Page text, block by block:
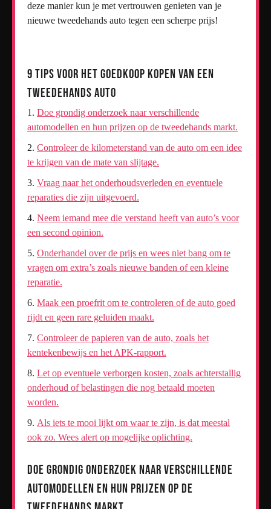
deze manier kun je met vertrouwen genieten van je
nieuwe tweedehands auto tegen een scherpe prijs!
9 Tips voor het Goedkoop Kopen van een
Tweedehands Auto
Doe grondig onderzoek naar verschillende
automodellen en hun prijzen op de tweedehands markt.
Controleer de kilometerstand van de auto om een idee
te krijgen van de mate van slijtage.
Vraag naar het onderhoudsverleden en eventuele
reparaties die zijn uitgevoerd.
Neem iemand mee die verstand heeft van auto’s voor
een second opinion.
Onderhandel over de prijs en wees niet bang om te
vragen om extra’s zoals nieuwe banden of een kleine
reparatie.
Maak een proefrit om te controleren of de auto goed
rijdt en geen rare geluiden maakt.
Controleer de papieren van de auto, zoals het
kentekenbewijs en het APK-rapport.
Let op eventuele verborgen kosten, zoals achterstallig
onderhoud of belastingen die nog betaald moeten
worden.
Als iets te mooi lijkt om waar te zijn, is dat meestal
ook zo. Wees alert op mogelijke oplichting.
Doe grondig onderzoek naar verschillende
automodellen en hun prijzen op de